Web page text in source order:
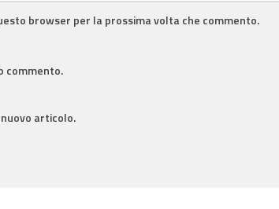
browser per la prossima volta che commento.
commento.
articolo.